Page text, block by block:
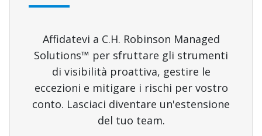
Affidatevi a C.H. Robinson Managed
Solutions™ per sfruttare gli strumenti
di visibilità proattiva, gestire le
eccezioni e mitigare i rischi per vostro
conto. Lasciaci diventare un'estensione
del tuo team.